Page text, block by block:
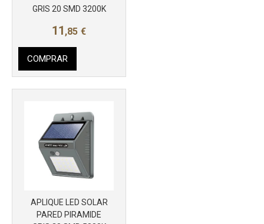
GRIS 20 SMD 3200K
11 ,85 €
COMPRAR
APLIQUE LED SOLAR
PARED PIRAMIDE
Más info